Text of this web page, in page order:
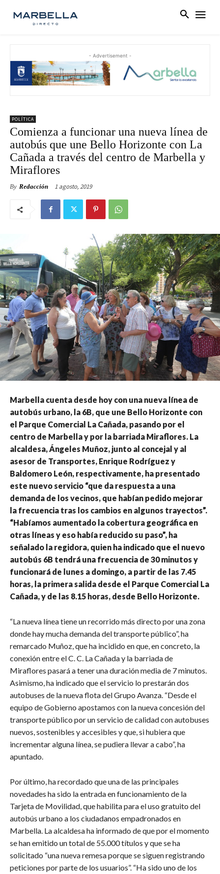
- Advertisement -
POLÍTICA
Comienza a funcionar una nueva línea de
autobús que une Bello Horizonte con La
Cañada a través del centro de Marbella y
Miraflores
By Redacción 1 agosto, 2019
Marbella cuenta desde hoy con una nueva línea de
autobús urbano, la 6B, que une Bello Horizonte con
el Parque Comercial La Cañada, pasando por el
centro de Marbella y por la barriada Miraflores. La
alcaldesa, Ángeles Muñoz, junto al concejal y al
asesor de Transportes, Enrique Rodríguez y
Baldomero León, respectivamente, ha presentado
este nuevo servicio “que da respuesta a una
demanda de los vecinos, que habían pedido mejorar
la frecuencia tras los cambios en algunos trayectos”.
“Habíamos aumentado la cobertura geográfica en
otras líneas y eso había reducido su paso”, ha
señalado la regidora, quien ha indicado que el nuevo
autobús 6B tendrá una frecuencia de 30 minutos y
funcionará de lunes a domingo, a partir de las 7.45
horas, la primera salida desde el Parque Comercial La
Cañada, y de las 8.15 horas, desde Bello Horizonte.
“La nueva línea tiene un recorrido más directo por una zona
donde hay mucha demanda del transporte público”, ha
remarcado Muñoz, que ha incidido en que, en concreto, la
conexión entre el C. C. La Cañada y la barriada de
Miraflores pasará a tener una duración media de 7 minutos.
Asimismo, ha indicado que el servicio lo prestarán dos
autobuses de la nueva flota del Grupo Avanza. “Desde el
equipo de Gobierno apostamos con la nueva concesión del
transporte público por un servicio de calidad con autobuses
nuevos, sostenibles y accesibles y que, si hubiera que
incrementar alguna línea, se pudiera llevar a cabo”, ha
apuntado.
Por último, ha recordado que una de las principales
novedades ha sido la entrada en funcionamiento de la
Tarjeta de Movilidad, que habilita para el uso gratuito del
autobús urbano a los ciudadanos empadronados en
Marbella. La alcaldesa ha informado de que por el momento
se han emitido un total de 55.000 títulos y que se ha
solicitado “una nueva remesa porque se siguen registrando
peticiones por parte de los usuarios”. “Ha sido uno de los